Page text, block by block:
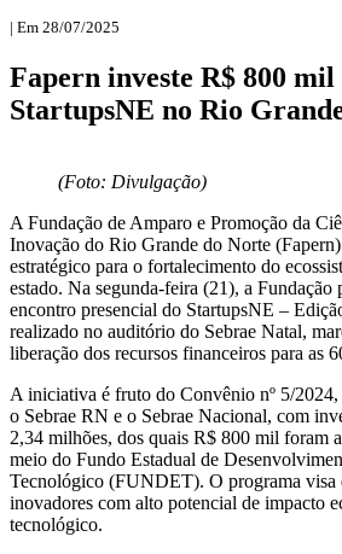
| Em 28/07/2025
Fapern investe R$ 800
StartupsNE no Rio
(Foto: Divulgação)
A Fundação de Amparo e Promoção da
Inovação do Rio Grande do Norte
estratégico para o fortalecimento do
estado. Na segunda-feira (21), a
encontro presencial do StartupsNE –
realizado no auditório do Sebrae Natal,
liberação dos recursos financeiros para as
A iniciativa é fruto do Convênio nº 5/2024,
o Sebrae RN e o Sebrae Nacional, com
2,34 milhões, dos quais R$ 800 mil foram
meio do Fundo Estadual de
Tecnológico (FUNDET). O programa visa
inovadores com alto potencial de impacto
tecnológico.